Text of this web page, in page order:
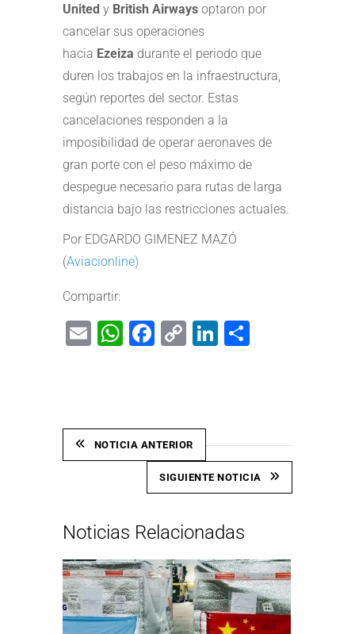
United y British Airways optaron por
cancelar sus operaciones
hacia Ezeiza durante el periodo que
duren los trabajos en la infraestructura,
según reportes del sector. Estas
cancelaciones responden a la
imposibilidad de operar aeronaves de
gran porte con el peso máximo de
despegue necesario para rutas de larga
distancia bajo las restricciones actuales.
Por EDGARDO GIMENEZ MAZÓ
(Aviacionline)
Compartir:
EmailWhatsApp
Facebook
CopyLinkedIn
NOTICIA ANTERIOR
SIGUIENTE NOTICIA
Noticias Relacionadas